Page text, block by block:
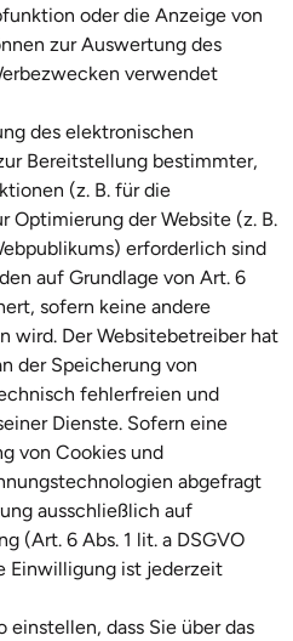
oder die Anzeige von
zur Auswertung des
verwendet
des elektronischen
Bereitstellung bestimmter,
(z. B. für die
Optimierung der Website (z. B.
erforderlich sind
auf Grundlage von Art. 6
sofern keine andere
wird. Der Websitebetreiber hat
der Speicherung von
fehlerfreien und
Dienste. Sofern eine
von Cookies und
abgefragt
ausschließlich auf
(Art. 6 Abs. 1 lit. a DSGVO
Einwilligung ist jederzeit
einstellen, dass Sie über das